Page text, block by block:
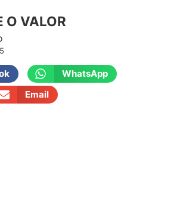
O VALOR
WhatsApp
Email